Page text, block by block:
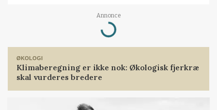
Annonce
Loading...
ØKOLOGI
Klimaberegning er ikke nok: Økologisk fjerkræ
skal vurderes bredere